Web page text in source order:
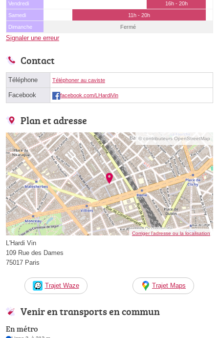
Vendredi
16h - 20h
Samedi
11h - 20h
Dimanche
Fermé
Signaler une erreur
Contact
Téléphone Téléphoner au caviste
Facebook facebook.com/LHardiVin
Plan et adresse
© contributeurs OpenStreetMap
Corriger l’adresse ou la localisation
L'Hardi Vin
109 Rue des Dames
75017 Paris
Trajet Waze Trajet Maps
Venir en transports en commun
En métro